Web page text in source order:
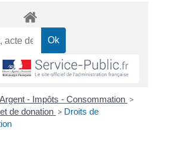
Argent - Impôts - Consommation >
de donation > Droits de